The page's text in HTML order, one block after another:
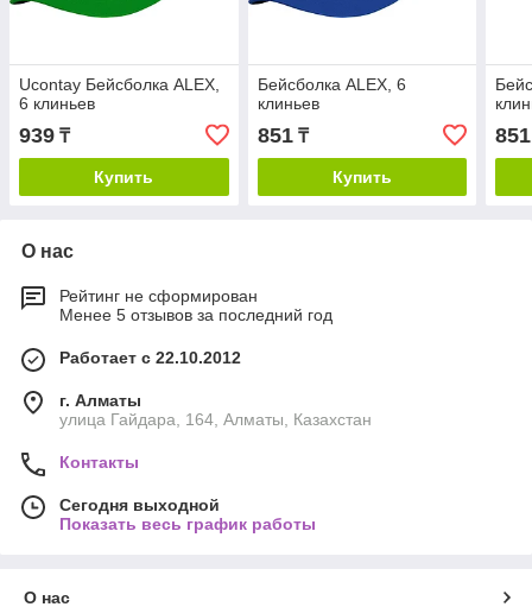
Ucontay Бейсболка ALEX,
6 клиньев
939 ₸
Купить
Бейсболка ALEX, 6
клиньев
851₸
Купить
851
О нас
Рейтинг не сформирован
Менее 5 отзывов за последний год
Работает с 22.10.2012
г. Алматы
улица Гайдара, 164, Алматы, Казахстан
Контакты
Сегодня выходной
Показать весь график работы
О нас